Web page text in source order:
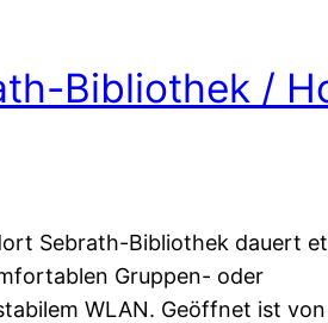
Bibliothek /
Sebrath-Bibliothek dauert
Gruppen- oder
WLAN. Geöffnet ist